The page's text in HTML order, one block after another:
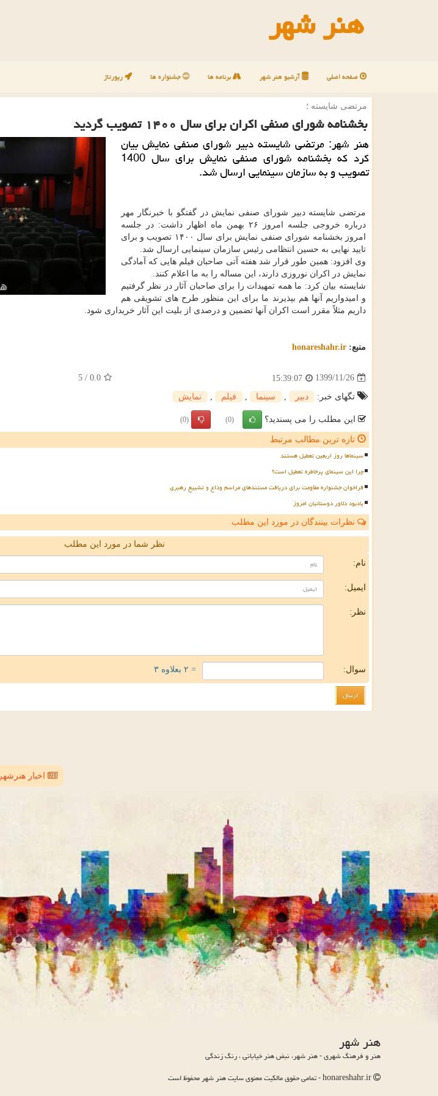
هنر شهر
صفحه اصلی آرشیو هنر شهر برنامه ها جشنواره ها رپورتاژ
مرتضی شایسته ؛
بخشنامه شورای صنفی اكران برای سال ۱۴۰۰ تصویب گردید
هنر شهر: مرتضی شایسته دبیر شورای صنفی نمایش بیان
کرد که بخشنامه شورای صنفی نمایش برای سال 1400
تصویب و به سازمان سینمایی ارسال شد.
مرتضی شایسته دبیر شورای صنفی نمایش در گفتگو با خبرنگار مهر
درباره خروجی جلسه امروز ۲۶ بهمن ماه اظهار داشت: در جلسه
امروز بخشنامه شورای صنفی نمایش برای سال ۱۴۰۰ تصویب و برای
تایید نهایی به حسین انتظامی رئیس سازمان سینمایی ارسال شد.
وی افزود: همین طور قرار شد هفته آتی صاحبان فیلم هایی که آمادگی
نمایش در اکران نوروزی دارند، این مساله را به ما اعلام کنند.
شایسته بیان کرد: ما همه تمهیدات را برای صاحبان آثار در نظر گرفتیم
و امیدواریم آنها هم بپذیرند ما برای این منظور طرح های تشویقی هم
داریم مثلاً مقرر است اکران آنها تضمین و درصدی از بلیت این آثار خریداری شود.
منبع: honareshahr.ir
1399/11/26
15:39:07
0.0
/
5
تگهای خبر: دبیر سینما فیلم نمایش
این مطلب را می پسندید؟ (0)
(0)
تازه ترین مطالب مرتبط
سینماها روز اربعین تعطیل هستند
چرا این سینمای پرخاطره تعطیل است؟
فراخوان جشنواره مقاومت برای دریافت مستندهای مراسم وداع و تشییع رهبری
یادبود دلاور دوستانیان امروز
نظرات بینندگان در مورد این مطلب
نظر شما در مورد این مطلب
نام:
ایمیل:
نظر:
سوال: = ۲ بعلاوه ۳
اخبار هنرشهر
هنر شهر
هنر و فرهنگ شهری - هنر شهر، نبض هنر خیابانی ، رنگ زندگی